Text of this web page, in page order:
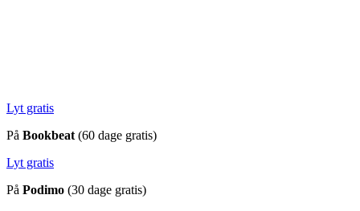
Lyt gratis
På Bookbeat (60 dage gratis)
Lyt gratis
På Podimo (30 dage gratis)